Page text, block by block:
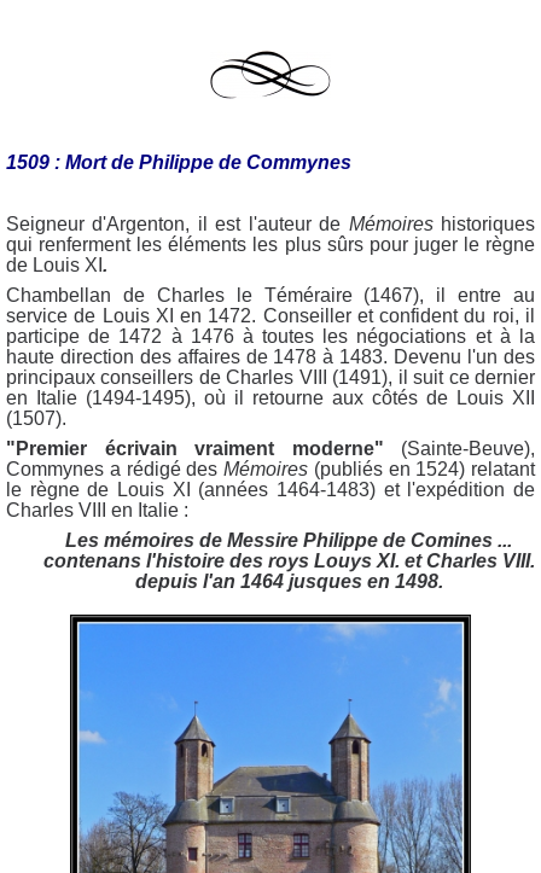
1509 : Mort de Philippe de Commynes
Seigneur d'Argenton, il est l'auteur de Mémoireshistoriques
qui renferment les éléments les plus sûrs pour juger le règne
de Louis XI .
Chambellan de Charles le Téméraire (1467), il entre au
service de Louis XI en 1472. Conseiller et confident du roi, il
participe de 1472 à 1476 à toutes les négociations et à la
haute direction des affaires de 1478 à 1483. Devenu l'un des
principaux conseillers de Charles VIII (1491), il suit ce dernier
en Italie (1494-1495), où il retourne aux côtés de Louis XII
(1507).
"Premier écrivain vraiment moderne" (Sainte-Beuve),
Commynes a rédigé des Mémoires (publiés en 1524) relatant
le règne de Louis XI (années 1464-1483) et l'expédition de
Charles VIII en Italie :
Les mémoires de Messire Philippe de Comines ...
contenans l'histoire des roys Louys XI. et Charles VIII.
depuis l'an 1464 jusques en 1498.